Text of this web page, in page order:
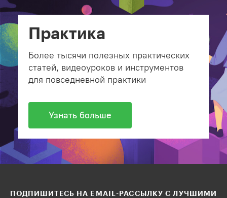
Практика
Более тысячи полезных практических
статей, видеоуроков и инструментов
для повседневной практики
Узнать больше
ПОДПИШИТЕСЬ НА EMAIL-РАССЫЛКУ С ЛУЧШИМИ